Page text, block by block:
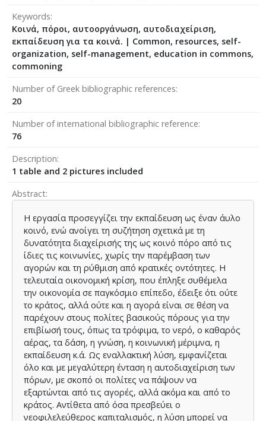
Keywords
Κοινά, πόροι, αυτοοργάνωση, αυτοδιαχείριση,
εκπαίδευση για τα κοινά. | Common, resources, self-
organization, self-management, education in commons,
commoning
Number of Greek bibliographic references
20
Number of international bibliographic reference
76
Description
1 table and 2 pictures included
Abstract
Η εργασία προσεγγίζει την εκπαίδευση ως έναν άυλο
κοινό, ενώ ανοίγει τη συζήτηση σχετικά με τη
δυνατότητα διαχείρισής της ως κοινό πόρο από τις
ίδιες τις κοινωνίες, χωρίς την παρέμβαση των
αγορών και τη ρύθμιση από κρατικές οντότητες. Η
τελευταία οικονομική κρίση, που έπληξε συθέμελα
την οικονομία σε παγκόσμιο επίπεδο, έδειξε ότι ούτε
το κράτος, αλλά ούτε και η αγορά είναι σε θέση να
παρέχουν στους πολίτες βασικούς πόρους για την
επιβίωσή τους, όπως τα τρόφιμα, το νερό, ο καθαρός
αέρας, τα δάση, η γνώση, η κοινωνική μέριμνα, η
εκπαίδευση κ.ά. Ως εναλλακτική λύση, εμφανίζεται
όλο και με μεγαλύτερη ένταση η αυτοδιαχείριση των
πόρων, με σκοπό οι πολίτες να πάψουν να
εξαρτώνται από τις αγορές, αλλά ακόμα και από το
κράτος. Αντίθετα από όσα πρεσβεύει ο
νεοφιλελεύθερoς καπιταλισμός, η λύση μπορεί να